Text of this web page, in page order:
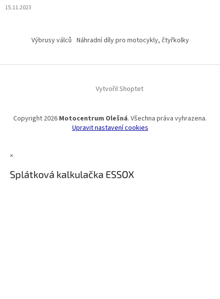
15.11.2023
Výbrusy válců Náhradní díly pro motocykly, čtyřkolky
Vytvořil Shoptet
Copyright 2026 Motocentrum Olešná. Všechna práva vyhrazena.
Upravit nastavení cookies
×
Splátková kalkulačka ESSOX